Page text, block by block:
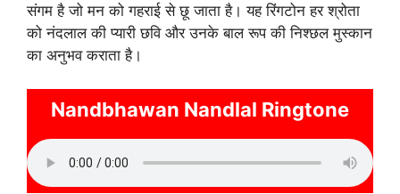
संगम है जो मन को गहराई से छू जाता है। यह रिंगटोन हर श्रोता
को नंदलाल की प्यारी छवि और उनके बाल रूप की निश्छल मुस्कान
का अनुभव कराता है।
Nandbhawan Nandlal Ringtone